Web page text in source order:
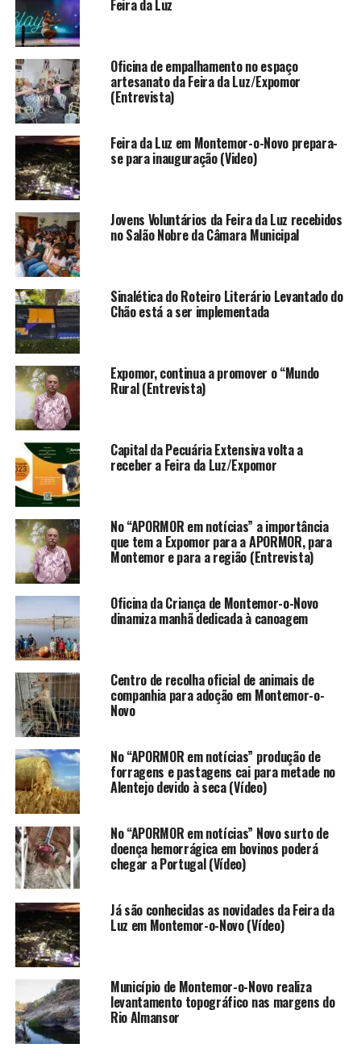
Feira da Luz
Oficina de empalhamento no espaço
artesanato da Feira da Luz/Expomor
(Entrevista)
Feira da Luz em Montemor-o-Novo prepara-
se para inauguração (Video)
Jovens Voluntários da Feira da Luz recebidos
no Salão Nobre da Câmara Municipal
Sinalética do Roteiro Literário Levantado do
Chão está a ser implementada
Expomor, continua a promover o “Mundo
Rural (Entrevista)
Capital da Pecuária Extensiva volta a
receber a Feira da Luz/Expomor
No “APORMOR em notícias” a importância
que tem a Expomor para a APORMOR, para
Montemor e para a região (Entrevista)
Oficina da Criança de Montemor-o-Novo
dinamiza manhã dedicada à canoagem
Centro de recolha oficial de animais de
companhia para adoção em Montemor-o-
Novo
No “APORMOR em notícias” produção de
forragens e pastagens cai para metade no
Alentejo devido à seca (Vídeo)
No “APORMOR em notícias” Novo surto de
doença hemorrágica em bovinos poderá
chegar a Portugal (Vídeo)
Já são conhecidas as novidades da Feira da
Luz em Montemor-o-Novo (Vídeo)
Município de Montemor-o-Novo realiza
levantamento topográfico nas margens do
Rio Almansor